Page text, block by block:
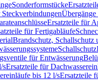
Sonderformstücke
Ersatzteile für
für Fertigabläufe
Brandschutz, Schallschutz
Schallschutz
für Entwässerung
sErsatzteile für
bis 12 l/sErsatzteile